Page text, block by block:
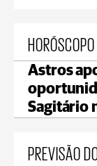
HORÓSCOPO
Astros
Sagitário
PREVISÃO